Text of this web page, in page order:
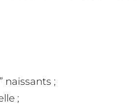
naissants ;
;